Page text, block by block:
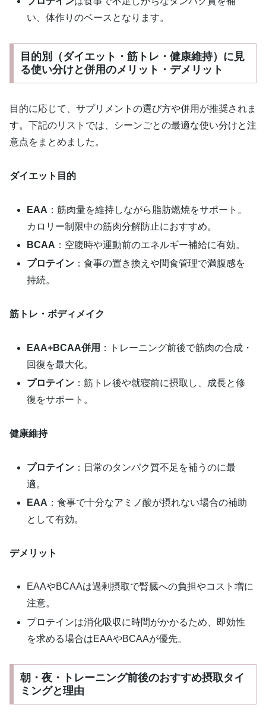
い、体作りのベースとなります。
目的別（ダイエット・筋トレ・健康維持）に見
る使い分けと併用のメリット・デメリット
目的に応じて、サプリメントの選び方や併用が推奨されま
す。下記のリストでは、シーンごとの最適な使い分けと注
意点をまとめました。
ダイエット目的
EAA ：筋肉量を維持しながら脂肪燃焼をサポート。
カロリー制限中の筋肉分解防止におすすめ。
BCAA ：空腹時や運動前のエネルギー補給に有効。
プロテイン ：食事の置き換えや間食管理で満腹感を
持続。
筋トレ・ボディメイク
EAA+BCAA併用 ：トレーニング前後で筋肉の合成・
回復を最大化。
プロテイン ：筋トレ後や就寝前に摂取し、成長と修
復をサポート。
健康維持
プロテイン ：日常のタンパク質不足を補うのに最
適。
EAA ：食事で十分なアミノ酸が摂れない場合の補助
として有効。
デメリット
EAAやBCAAは過剰摂取で腎臓への負担やコスト増に
注意。
プロテインは消化吸収に時間がかかるため、即効性
を求める場合はEAAやBCAAが優先。
朝・夜・トレーニング前後のおすすめ摂取タイ
ミングと理由